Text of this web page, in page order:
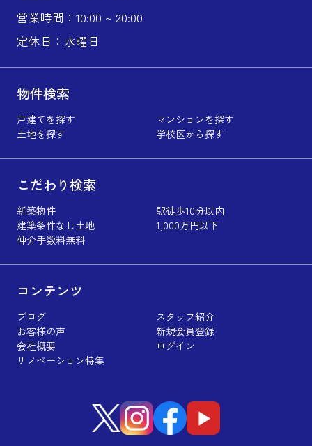
営業時間：10:00 ~ 20:00
定休日：水曜日
物件検索
戸建てを探す
マンションを探す
土地を探す
学校区から探す
こだわり検索
新築物件
駅徒歩10分以内
建築条件なし土地
1,000万円以下
仲介手数料無料
コンテンツ
ブログ
スタッフ紹介
お客様の声
新規会員登録
会社概要
ログイン
リノベーション特集